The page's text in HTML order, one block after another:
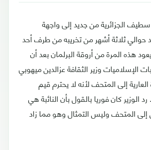
سطيف الجزائرية من جديد إلى واجهة
حوالي ثلاثة أشهر من تخريبه من طرف أحد
هذه المرة من أروقة البرلمان بعد أن
الإسلاميات وزير الثقافة عزالدين ميهوبي
إلى المتحف لأنه لا يحترم قيم
الوزير كان فوريا بالقول بأن النائبة هي
إلى المتحف وليس التمثال وهو مما زاد